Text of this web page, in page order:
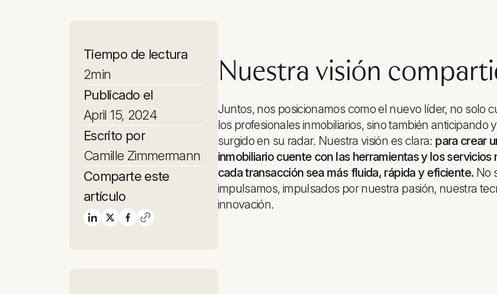
Tiempo de lectura
2min
Publicado el
April 15, 2024
Escrito por
Camille Zimmermann
Comparte este
artículo
Nuestra visión
Juntos, nos posicionamos como el nuevo líder, no solo
los profesionales inmobiliarios, sino también
surgido en su radar. Nuestra visión es clara: para crear
inmobiliario cuente con las herramientas y los
cada transacción sea más fluida, rápida y eficiente. No
impulsamos, impulsados por nuestra pasión, nuestra
innovación.